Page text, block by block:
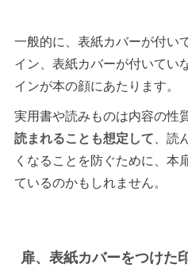
一般的に、表紙カバーが付い
イン、表紙カバーが付いてい
インが本の顔にあたります。
実用書や読みものは内容の性
読まれることも想定して 、読
くなることを防ぐために、本
ているのかもしれません。
扉、表紙カバーをつけた